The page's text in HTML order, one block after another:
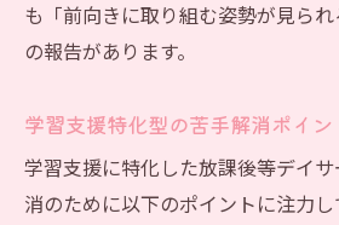
も「前向きに取り組む姿勢が見ら
の報告があります。
学習支援特化型の苦手解消ポイン
学習支援に特化した放課後等デイ
消のために以下のポイントに注力